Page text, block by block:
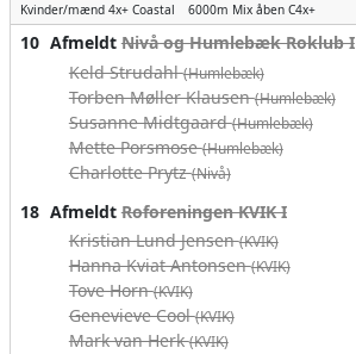
Kvinder/mænd 4x+ Coastal 6000m Mix åben C4x+
10 AfmeldtNivå og Humlebæk Roklub I
Keld Strudahl(Humlebæk)
Torben Møller Klausen(Humlebæk)
Susanne Midtgaard(Humlebæk)
Mette Porsmose(Humlebæk)
Charlotte Prytz(Nivå)
18 AfmeldtRoforeningen KVIK I
Kristian Lund Jensen(KVIK)
Hanna Kviat Antonsen(KVIK)
Tove Horn(KVIK)
Genevieve Cool(KVIK)
Mark van Herk(KVIK)